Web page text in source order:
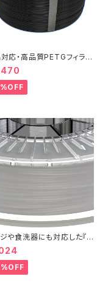
応・高品質PETGフィラメ
EasyFil ePETG（Bambu
』
や食洗器にも対応した『C
PP』：お試しサンプル 1